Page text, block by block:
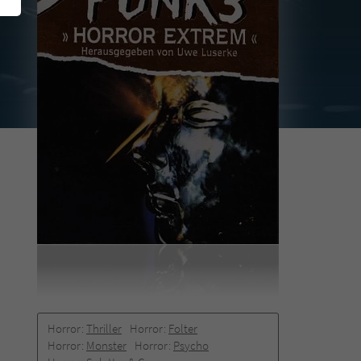
Horror: Thriller Horror: Folter
Horror: Monster Horror: Psycho